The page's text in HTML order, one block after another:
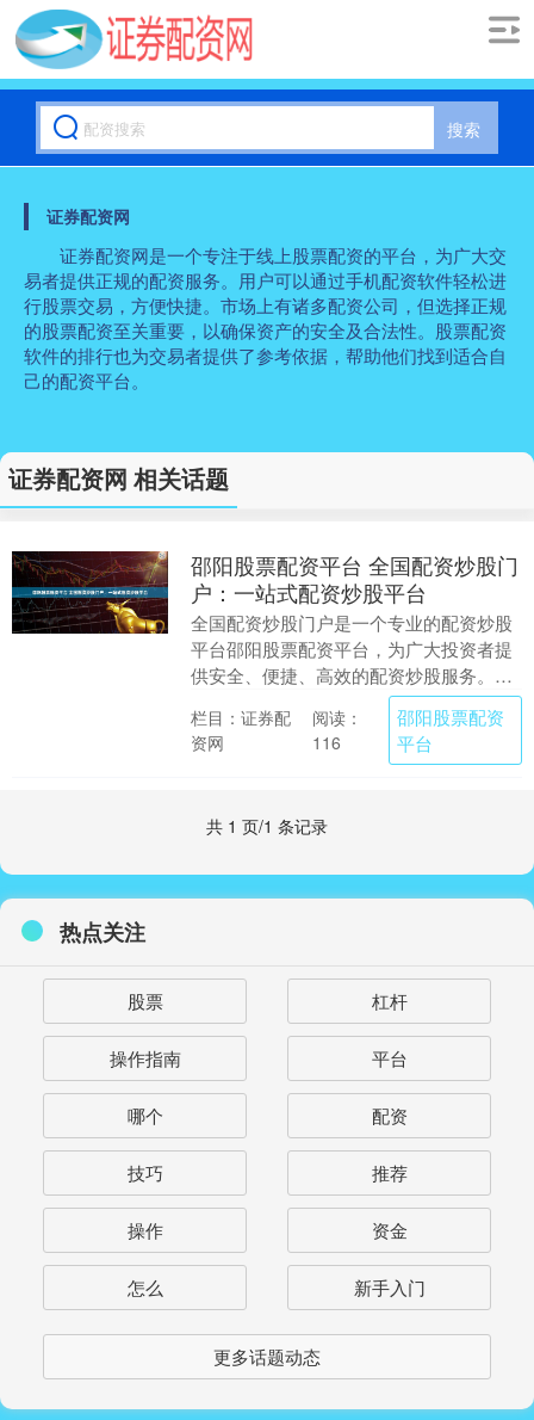
搜索
证券配资网
证券配资网是一个专注于线上股票配资的平台，为广大交
易者提供正规的配资服务。用户可以通过手机配资软件轻松进
行股票交易，方便快捷。市场上有诸多配资公司，但选择正规
的股票配资至关重要，以确保资产的安全及合法性。股票配资
软件的排行也为交易者提供了参考依据，帮助他们找到适合自
己的配资平台。
证券配资网 相关话题
邵阳股票配资平台 全国配资炒股门
户：一站式配资炒股平台
全国配资炒股门户是一个专业的配资炒股
平台邵阳股票配资平台，为广大投资者提
供安全、便捷、高效的配资炒股服务。平
台汇聚了多家正规配资公司，投资者可根
据自身需求选择合....
栏目：证券配
资网
阅读：
116
邵阳股票配资
平台
共 1 页/1 条记录
热点关注
股票 杠杆
操作指南 平台
哪个 配资
技巧 推荐
操作 资金
怎么 新手入门
更多话题动态